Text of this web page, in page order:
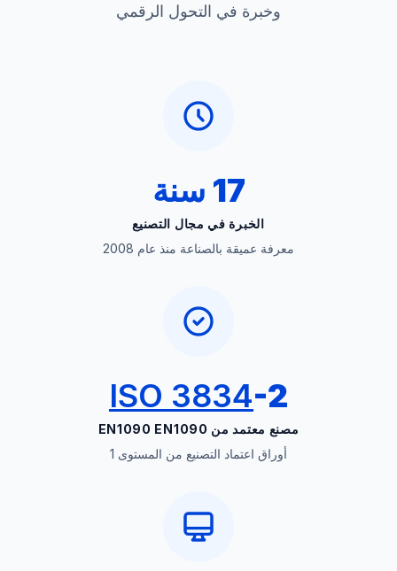
وخبرة في التحول الرقمي
17 سنة
الخبرة في مجال التصنيع
معرفة عميقة بالصناعة منذ عام 2008
ISO 3834-2
مصنع معتمد من EN1090 EN1090
أوراق اعتماد التصنيع من المستوى 1